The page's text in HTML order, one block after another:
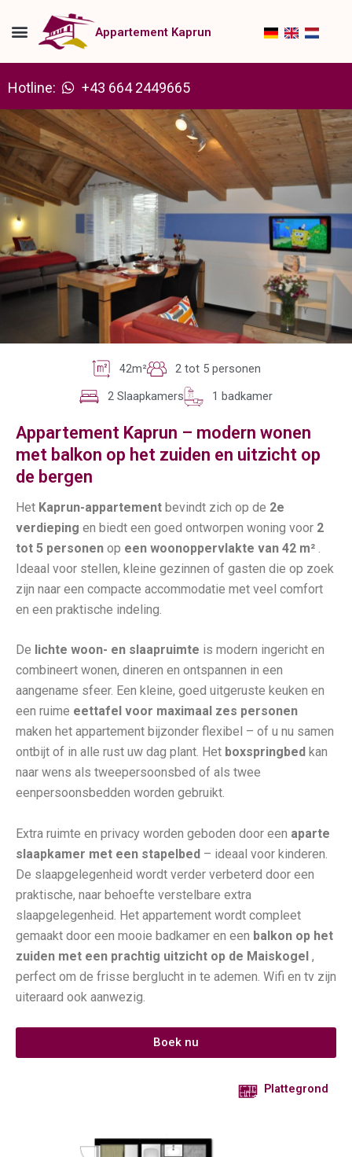
naar
inhoud
Appartement Kaprun
Hotline: +43 664 2449665
42m²
2 tot 5 personen
2 Slaapkamers
1 badkamer
Plattegrond
Appartement Kaprun – modern wonen
met balkon op het zuiden en uitzicht op
de bergen
Het Kaprun-appartement bevindt zich op de 2e
verdieping en biedt een goed ontworpen woning voor 2
tot 5 personen op een woonoppervlakte van 42 m²
Ideaal voor stellen, kleine gezinnen of gasten die op zoek
zijn naar een compacte accommodatie met veel comfort
en een praktische indeling.
De lichte woon- en slaapruimte is modern ingericht en
combineert wonen, dineren en ontspannen in een
aangename sfeer. Een kleine, goed uitgeruste keuken en
een ruime eettafel voor maximaal zes personen
maken het appartement bijzonder flexibel – of u nu samen
ontbijt of in alle rust uw dag plant. Het boxspringbed kan
naar wens als tweepersoonsbed of als twee
eenpersoonsbedden worden gebruikt.
Extra ruimte en privacy worden geboden door een aparte
slaapkamer met een stapelbed – ideaal voor kinderen.
De slaapgelegenheid wordt verder verbeterd door een
praktische, naar behoefte verstelbare extra
slaapgelegenheid. Het appartement wordt compleet
gemaakt door een mooie badkamer en een balkon op het
zuiden met een prachtig uitzicht op de Maiskogel ,
perfect om de frisse berglucht in te ademen. Wifi en tv zijn
uiteraard ook aanwezig.
Boek nu